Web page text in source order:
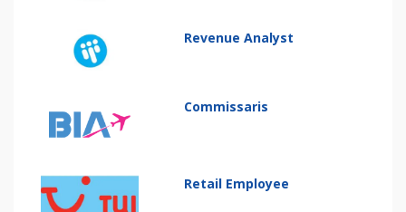
Revenue Analyst
Commissaris
Retail Employee